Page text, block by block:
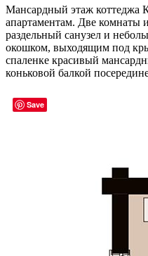
Мансардный этаж
апартаментам. Две комнаты
раздельный санузел и
окошком, выходящим под
спаленке красивый
коньковой балкой
Save